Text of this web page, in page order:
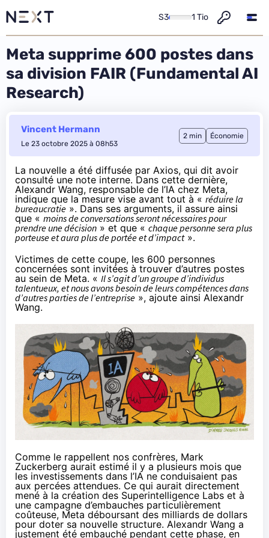
S3 1 Tio
Meta supprime 600 postes dans
sa division FAIR (Fundamental AI
Research)
Vincent Hermann
Le 23 octobre 2025 à 08h53
2 min Économie
La nouvelle a été diffusée par Axios, qui dit avoir
consulté une note interne. Dans cette dernière,
Alexandr Wang, responsable de l’IA chez Meta,
indique que la mesure vise avant tout à « réduire la
bureaucratie ». Dans ses arguments, il assure ainsi
que « moins de conversations seront nécessaires pour
prendre une décision » et que « chaque personne sera plus
porteuse et aura plus de portée et d’impact».
Victimes de cette coupe, les 600 personnes
concernées sont invitées à trouver d’autres postes
au sein de Meta. « Il s’agit d’un groupe d’individus
talentueux, et nous avons besoin de leurs compétences dans
d’autres parties de l’entreprise », ajoute ainsi Alexandr
Wang.
Comme le rappellent nos confrères, Mark
Zuckerberg aurait estimé il y a plusieurs mois que
les investissements dans l’IA ne conduisaient pas
aux percées attendues. Ce qui aurait directement
mené à la création des Superintelligence Labs et à
une campagne d’embauches particulièrement
coûteuse, Meta déboursant des milliards de dollars
pour doter sa nouvelle structure. Alexandr Wang a
justement été embauché pendant cette phase, en